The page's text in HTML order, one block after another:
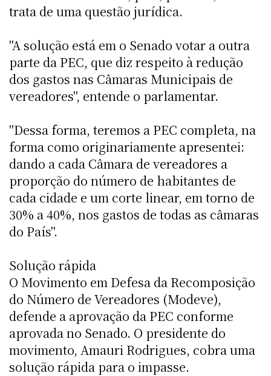
trata de uma questão jurídica.
"A solução está em o Senado votar a outra
parte da PEC, que diz respeito à redução
dos gastos nas Câmaras Municipais de
vereadores", entende o parlamentar.
"Dessa forma, teremos a PEC completa, na
forma como originariamente apresentei:
dando a cada Câmara de vereadores a
proporção do número de habitantes de
cada cidade e um corte linear, em torno de
30% a 40%, nos gastos de todas as câmaras
do País".
Solução rápida
O Movimento em Defesa da Recomposição
do Número de Vereadores (Modeve),
defende a aprovação da PEC conforme
aprovada no Senado. O presidente do
movimento, Amauri Rodrigues, cobra uma
solução rápida para o impasse.